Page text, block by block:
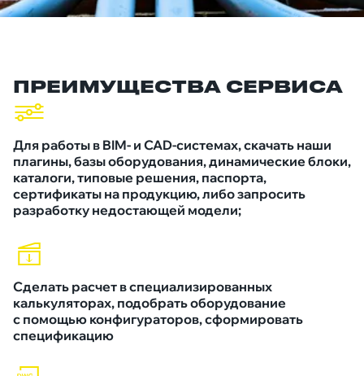
ПРЕИМУЩЕСТВА СЕРВИСА
Для работы в BIM- и CAD-системах, скачать наши
плагины, базы оборудования, динамические блоки,
каталоги, типовые решения, паспорта,
сертификаты на продукцию, либо запросить
разработку недостающей модели;
Сделать расчет в специализированных
калькуляторах, подобрать оборудование
с помощью конфигураторов, сформировать
спецификацию